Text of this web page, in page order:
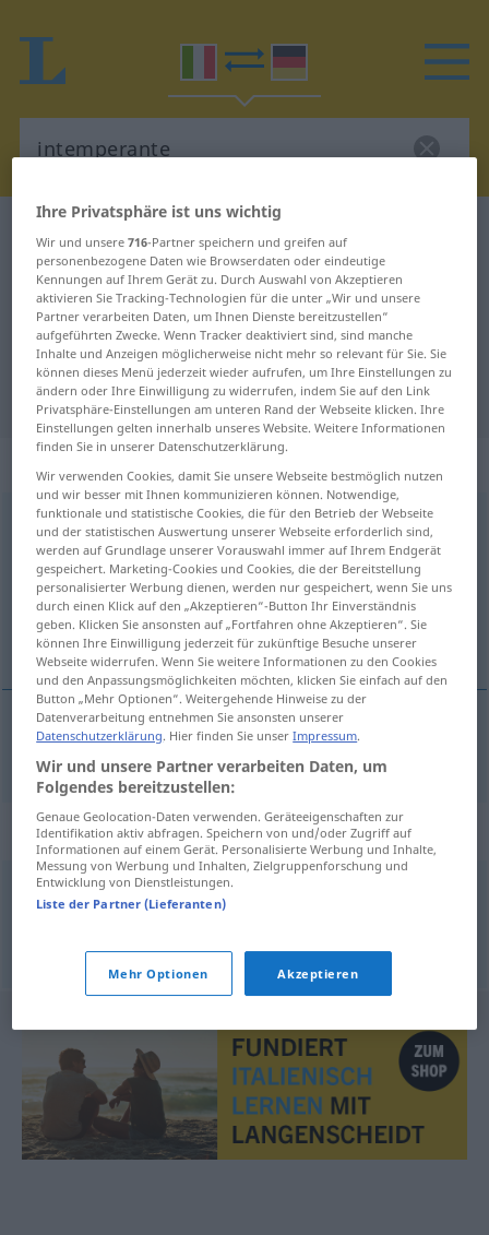
Italienisch-Deutsch Übersetzung
für "intemperante"
"intemperante" Deutsch
Übersetzung
„intemperante“ : aggettivo
intemperante [intempeˈrante]adj
Übersicht aller Übersetzungen
(Für mehr Details die Übersetzung anklicken/antippen)
unmäßig, maßlos
Synonyme für "intemperante"
incontinente,sfrenato,smodato
© Thesauro italiano
Ihre Privatsphäre ist uns wichtig
Wir und unsere716-Partner speichern und greifen auf
personenbezogene Daten wie Browserdaten oder eindeutige
Kennungen auf Ihrem Gerät zu. Durch Auswahl von Akzeptieren
aktivieren Sie Tracking-Technologien für die unter „Wir und unsere
Partner verarbeiten Daten, um Ihnen Dienste bereitzustellen“
aufgeführten Zwecke. Wenn Tracker deaktiviert sind, sind manche
Inhalte und Anzeigen möglicherweise nicht mehr so relevant für Sie. Sie
können dieses Menü jederzeit wieder aufrufen, um Ihre Einstellungen zu
ändern oder Ihre Einwilligung zu widerrufen, indem Sie auf den Link
Privatsphäre-Einstellungen am unteren Rand der Webseite klicken. Ihre
Einstellungen gelten innerhalb unseres Website. Weitere Informationen
finden Sie in unserer Datenschutzerklärung.
Wir verwenden Cookies, damit Sie unsere Webseite bestmöglich nutzen
und wir besser mit Ihnen kommunizieren können. Notwendige,
funktionale und statistische Cookies, die für den Betrieb der Webseite
und der statistischen Auswertung unserer Webseite erforderlich sind,
werden auf Grundlage unserer Vorauswahl immer auf Ihrem Endgerät
gespeichert. Marketing-Cookies und Cookies, die der Bereitstellung
personalisierter Werbung dienen, werden nur gespeichert, wenn Sie uns
durch einen Klick auf den „Akzeptieren“-Button Ihr Einverständnis
geben. Klicken Sie ansonsten auf „Fortfahren ohne Akzeptieren“. Sie
können Ihre Einwilligung jederzeit für zukünftige Besuche unserer
Webseite widerrufen. Wenn Sie weitere Informationen zu den Cookies
und den Anpassungsmöglichkeiten möchten, klicken Sie einfach auf den
Button „Mehr Optionen“. Weitergehende Hinweise zu der
Datenverarbeitung entnehmen Sie ansonsten unserer
Datenschutzerklärung. Hier finden Sie unserImpressum.
Wir und unsere Partner verarbeiten Daten, um
Folgendes bereitzustellen:
Genaue Geolocation-Daten verwenden. Geräteeigenschaften zur
Identifikation aktiv abfragen. Speichern von und/oder Zugriff auf
Informationen auf einem Gerät. Personalisierte Werbung und Inhalte,
Messung von Werbung und Inhalten, Zielgruppenforschung und
Entwicklung von Dienstleistungen.
Liste der Partner (Lieferanten)
Mehr Optionen Akzeptieren